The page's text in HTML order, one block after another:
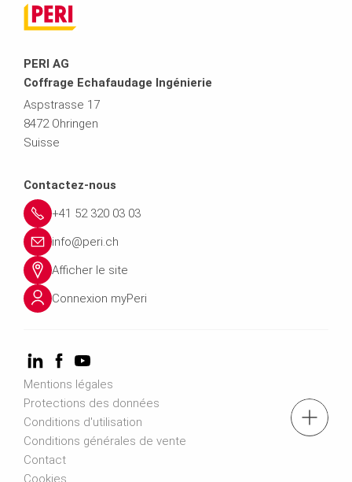
Tél. : '+41 52 320 03 03
PERI AG
Coffrage Echafaudage Ingénierie
Aspstrasse 17
8472 Ohringen
Suisse
Contactez-nous
+41 52 320 03 03
info@peri.ch
Afficher le site
Connexion myPeri
Mentions légales
Protections des données
Conditions d'utilisation
Conditions générales de vente
Contact
Cookies